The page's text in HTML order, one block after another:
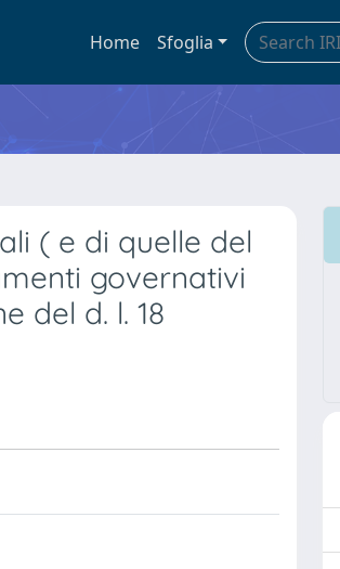
Home Sfoglia
( e di quelle del
governativi
del d. l. 18